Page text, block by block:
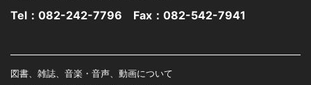
Tel： 082-242-7796 Fax：082-542-7941
図書、雑誌、音楽・音声、動画について